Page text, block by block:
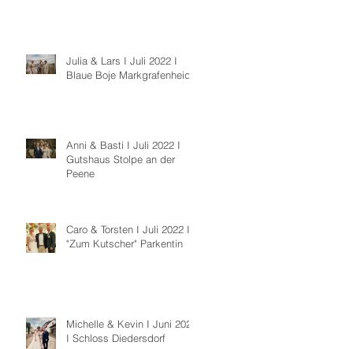
Julia & Lars I Juli 2022 I
Blaue Boje Markgrafenheide
Anni & Basti I Juli 2022 I
Gutshaus Stolpe an der
Peene
Caro & Torsten I Juli 2022 I
"Zum Kutscher" Parkentin
Michelle & Kevin I Juni 2022
I Schloss Diedersdorf